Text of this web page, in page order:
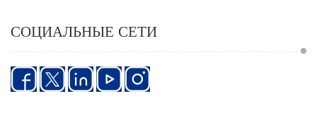
СОЦИАЛЬНЫЕ СЕТИ